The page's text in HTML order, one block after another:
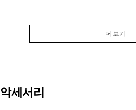
더 보기
악세서리